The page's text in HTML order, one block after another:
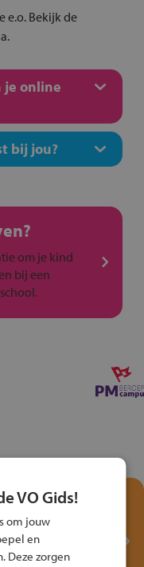
e.o. Bekijk de
je online
bij jou?
om je kind
bij een
met het
Verkeersspel
VO Gids!
om jouw
en
Deze zorgen